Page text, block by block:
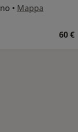
• Mappa
60 €